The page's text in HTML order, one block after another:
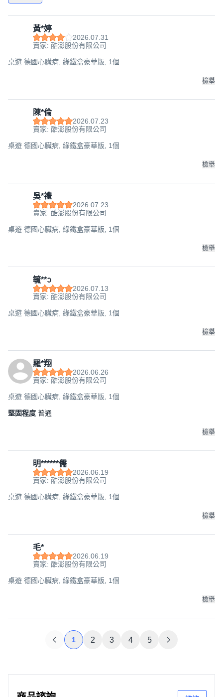
黃*婷
2026.07.31
賣家: 酷澎股份有限公司
桌遊 德國心臟病, 綠鐵盒豪華版, 1個
檢舉
陳*倫
2026.07.23
賣家: 酷澎股份有限公司
桌遊 德國心臟病, 綠鐵盒豪華版, 1個
檢舉
吳*禮
2026.07.23
賣家: 酷澎股份有限公司
桌遊 德國心臟病, 綠鐵盒豪華版, 1個
檢舉
毓**ᩣ
2026.07.13
賣家: 酷澎股份有限公司
桌遊 德國心臟病, 綠鐵盒豪華版, 1個
檢舉
羅*翔
2026.06.26
賣家: 酷澎股份有限公司
桌遊 德國心臟病, 綠鐵盒豪華版, 1個
堅固程度 普通
檢舉
明******儒
2026.06.19
賣家: 酷澎股份有限公司
桌遊 德國心臟病, 綠鐵盒豪華版, 1個
檢舉
毛*
2026.06.19
賣家: 酷澎股份有限公司
桌遊 德國心臟病, 綠鐵盒豪華版, 1個
檢舉
1 2 3 4 5